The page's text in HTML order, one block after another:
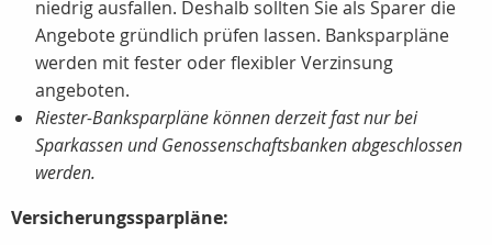
niedrig ausfallen. Deshalb sollten Sie als Sparer die
Angebote gründlich prüfen lassen. Banksparpläne
werden mit fester oder flexibler Verzinsung
angeboten.
Riester-Banksparpläne können derzeit fast nur bei
Sparkassen und Genossenschaftsbanken abgeschlossen
werden.
Versicherungssparpläne: